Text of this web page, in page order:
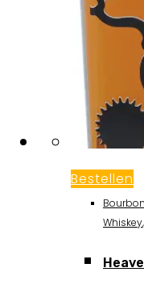
Bestellen
Bourbon
Whiskey,